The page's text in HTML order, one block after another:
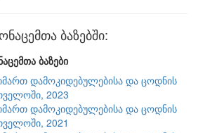
ბაზებში:
ბაზები
დამოკიდებულებისა და ცოდნის
2023
დამოკიდებულებისა და ცოდნის
2021